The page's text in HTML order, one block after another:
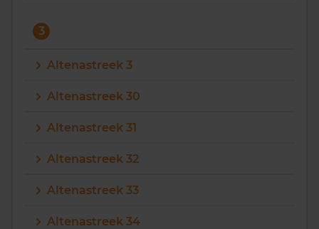
3
Altenastreek 3
Altenastreek 30
Altenastreek 31
Altenastreek 32
Altenastreek 33
Altenastreek 34